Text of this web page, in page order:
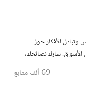
وتبادل الأفكار حول
الأسواق. شارك نصائحك،
69 ألف متابع